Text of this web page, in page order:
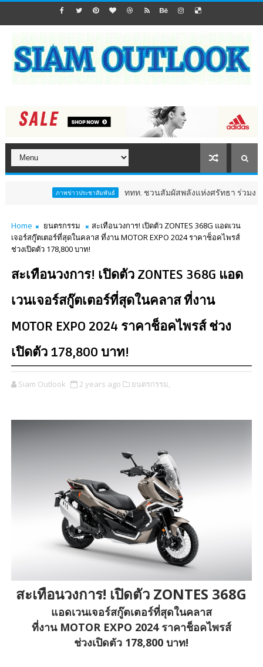
ภาพข่าวประชาสัมพันธ์ ททท. ชวนสัมผัสพลังแห่งศรัทธา ร่วมงาน "ห่มผ้าหล
Home ยนตรกรรม
สะเทือนวงการ! เปิดตัว ZONTES 368G แอดเวน
เจอร์สกู๊ตเตอร์ที่สุดในคลาส ที่งาน MOTOR EXPO 2024 ราคาช็อคไพรส์
ช่วงเปิดตัว 178,800 บาท!
สะเทือนวงการ! เปิดตัว ZONTES 368G แอด
เวนเจอร์สกู๊ตเตอร์ที่สุดในคลาส ที่งาน
MOTOR EXPO 2024 ราคาช็อคไพรส์ ช่วง
เปิดตัว 178,800 บาท!
Siam Outlook 2 years ago ยนตรกรรม,
สะเทือนวงการ! เปิดตัว ZONTES 368G
แอดเวนเจอร์สกู๊ตเตอร์ที่สุดในคลาส
ที่งาน MOTOR EXPO 2024 ราคาช็อคไพรส์
ช่วงเปิดตัว 178,800 บาท!